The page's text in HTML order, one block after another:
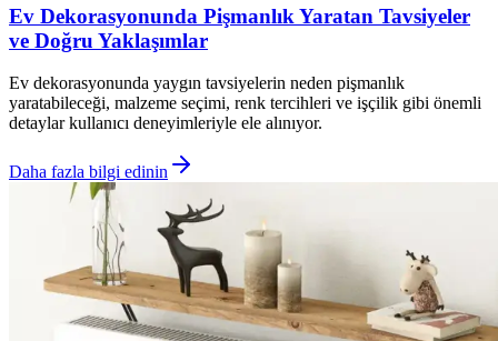
Ev Dekorasyonunda Pişmanlık Yaratan Tavsiyeler
ve Doğru Yaklaşımlar
Ev dekorasyonunda yaygın tavsiyelerin neden pişmanlık
yaratabileceği, malzeme seçimi, renk tercihleri ve işçilik gibi önemli
detaylar kullanıcı deneyimleriyle ele alınıyor.
Daha fazla bilgi edinin